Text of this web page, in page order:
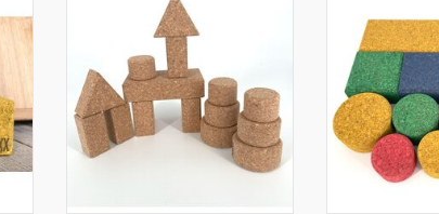
kinderen kennismaken met de
interessante wereld van kurk
bouwstenen en bevat 15
gekleurde bouwstenen.
TOEVOEGEN AAN WINKELWAGEN
interessante
gekleurde
TOEVOEGEN